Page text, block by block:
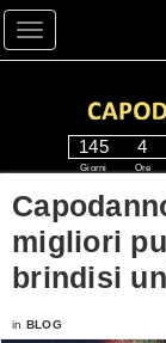
Toggle
145
Giorni
4
Ore
migliori
brindisi
in BLOG